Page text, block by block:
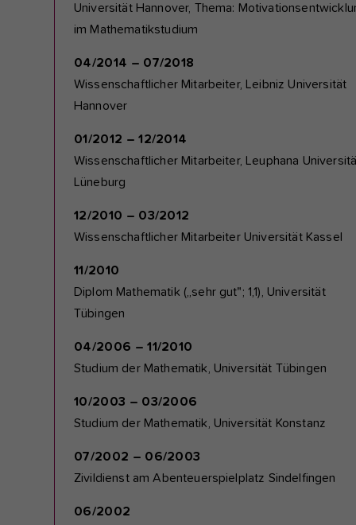
Universität Hannover, Thema:
im Mathematikstudium
04/2014 – 07/2018
Wissenschaftlicher Mitarbeiter, Leibniz Universität
Hannover
01/2012 – 12/2014
Wissenschaftlicher Mitarbeiter, Leuphana
Lüneburg
12/2010 – 03/2012
Wissenschaftlicher Mitarbeiter Universität Kassel
11/2010
Diplom Mathematik („sehr gut"; 1,1), Universität
Tübingen
04/2006 – 11/2010
Studium der Mathematik, Universität Tübingen
10/2003 – 03/2006
Studium der Mathematik, Universität Konstanz
07/2002 – 06/2003
Zivildienst am Abenteuerspielplatz Sindelfingen
06/2002